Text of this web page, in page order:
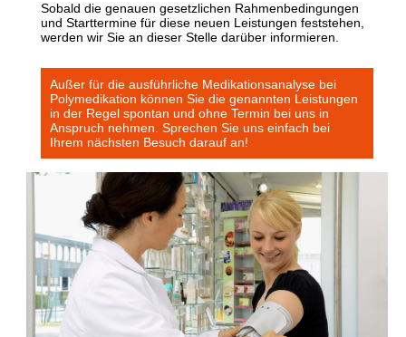
Sobald die genauen gesetzlichen Rahmenbedingungen
und Starttermine für diese neuen Leistungen feststehen,
werden wir Sie an dieser Stelle darüber informieren.
Außer für die ausführliche Medikationsanalyse bei
Polymedikation können Sie die genannten Leistungen
in der Regel spontan und ohne Termin bei uns in
Anspruch nehmen. Sprechen Sie uns einfach bei
Ihrem nächsten Besuch darauf an!